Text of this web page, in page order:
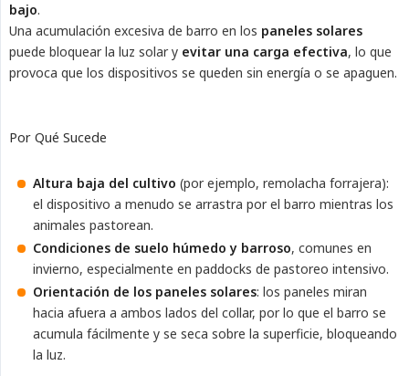
bajo.
Una acumulación excesiva de barro en los paneles solares
puede bloquear la luz solar y evitar una carga efectiva, lo que
provoca que los dispositivos se queden sin energía o se apaguen.
Por Qué Sucede
Altura baja del cultivo (por ejemplo, remolacha forrajera):
el dispositivo a menudo se arrastra por el barro mientras los
animales pastorean.
Condiciones de suelo húmedo y barroso, comunes en
invierno, especialmente en paddocks de pastoreo intensivo.
Orientación de los paneles solares: los paneles miran
hacia afuera a ambos lados del collar, por lo que el barro se
acumula fácilmente y se seca sobre la superficie, bloqueando
la luz.